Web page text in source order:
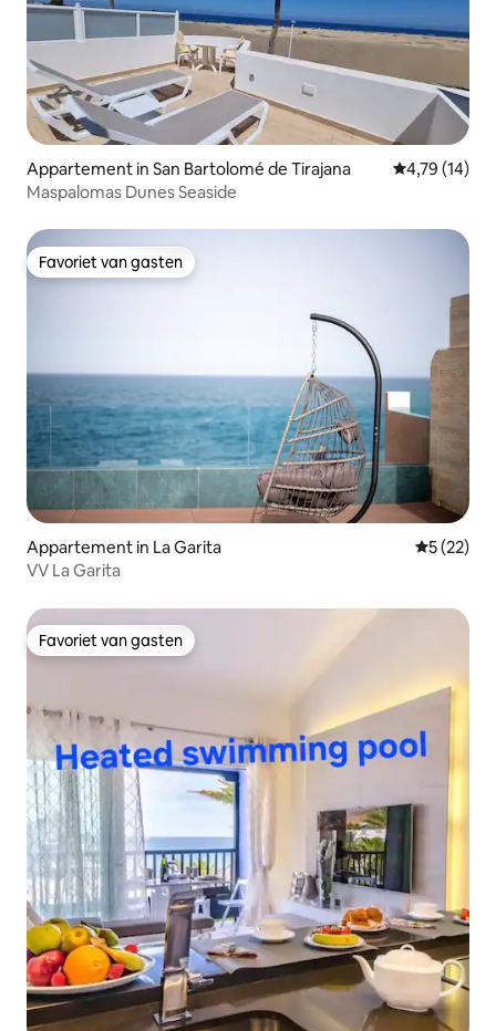
Appartement in San Bartolomé de Tirajana Gemiddelde
4,79 (14)
Maspalomas Dunes Seaside
Favoriet van gasten
Favoriet van gasten
Appartement in La Garita
5 (22)
VV La Garita
Favoriet van gasten
Favoriet van gasten